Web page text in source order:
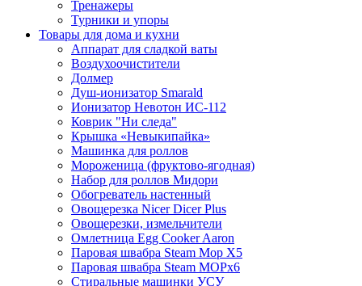
Тренажеры
Турники и упоры
Товары для дома и кухни
Аппарат для сладкой ваты
Воздухоочистители
Долмер
Душ-ионизатор Smarald
Ионизатор Невотон ИС-112
Коврик "Ни следа"
Крышка «Невыкипайка»
Машинка для роллов
Мороженица (фруктово-ягодная)
Набор для роллов Мидори
Обогреватель настенный
Овощерезка Nicer Dicer Plus
Овощерезки, измельчители
Омлетница Egg Сooker Aaron
Паровая швабра Steam Mop X5
Паровая швабра Steam MOPх6
Стиральные машинки УСУ